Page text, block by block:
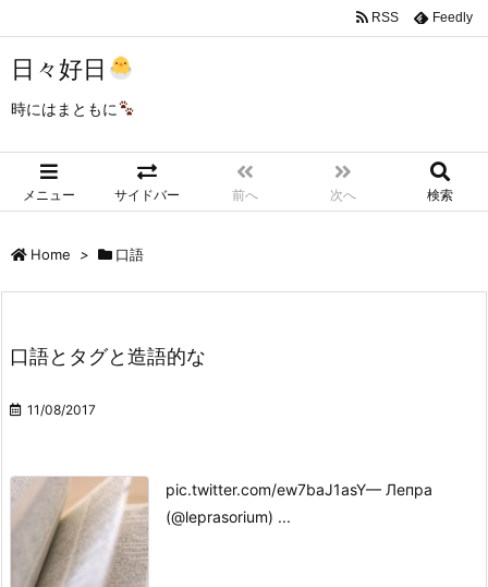
日々好日
時にはまともに
メニュー サイドバー 前へ 次へ 検索
RSS Feedly
Home > 口語
口語とタグと造語的な
11/08/2017
pic.twitter.com/ew7baJ1asY— Лепра
(@leprasorium) ...